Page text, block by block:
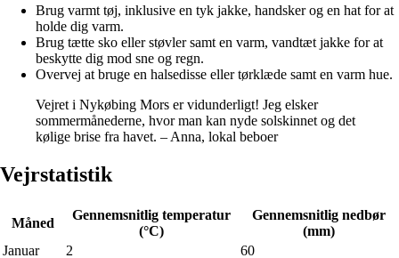
Brug varmt tøj, inklusive en tyk jakke, handsker og en hat for at
holde dig varm.
Brug tætte sko eller støvler samt en varm, vandtæt jakke for at
beskytte dig mod sne og regn.
Overvej at bruge en halsedisse eller tørklæde samt en varm hue.
Vejret i Nykøbing Mors er vidunderligt! Jeg elsker
sommermånederne, hvor man kan nyde solskinnet og det
kølige brise fra havet. – Anna, lokal beboer
Vejrstatistik
Måned
Gennemsnitlig temperatur
(°C)
Gennemsnitlig nedbør
(mm)
Januar
2
60